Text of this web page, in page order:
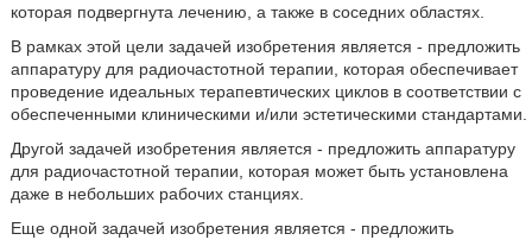
которая подвергнута лечению, а также в соседних областях.
В рамках этой цели задачей изобретения является - предложить
аппаратуру для радиочастотной терапии, которая обеспечивает
проведение идеальных терапевтических циклов в соответствии с
обеспеченными клиническими и/или эстетическими стандартами.
Другой задачей изобретения является - предложить аппаратуру
для радиочастотной терапии, которая может быть установлена
даже в небольших рабочих станциях.
Еще одной задачей изобретения является - предложить